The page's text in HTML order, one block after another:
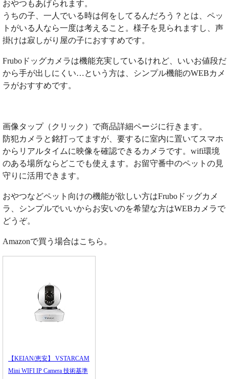
おやつもあげられます。
うちの子、一人でいる時は何をしてるんだろう？とは、ペッ
トがいる人なら一度は考えること。様子を見られますし、声
掛けは寂しがり屋の子におすすめです。
Fruboドッグカメラは機能充実しているけれど、いいお値段だ
から手が出しにくい…という方は、シンプル機能のWEBカメ
ラがおすすめです。
画像タップ（クリック）で商品詳細ページに行きます。
防犯カメラと銘打ってますが、要するに室内に置いてスマホ
からリアルタイムに映像を確認できるカメラです。wifi環境
のある場所ならどこでも使えます。お留守番中のペットの見
守りに活用できます。
おやつなどペット向けの機能が欲しい方はFruboドッグカメ
ラ、シンプルでいいからお安いのを希望な方はWEBカメラで
どうぞ。
Amazonで買う場合はこちら。
【KEIAN/恵安】 VSTARCAM
Mini WIFI IP Camera 技術基準